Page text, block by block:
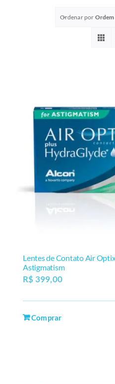
Ordenar por Ordem
Lentes de Contato Air
Astigmatism
R$ 399,00
Comprar